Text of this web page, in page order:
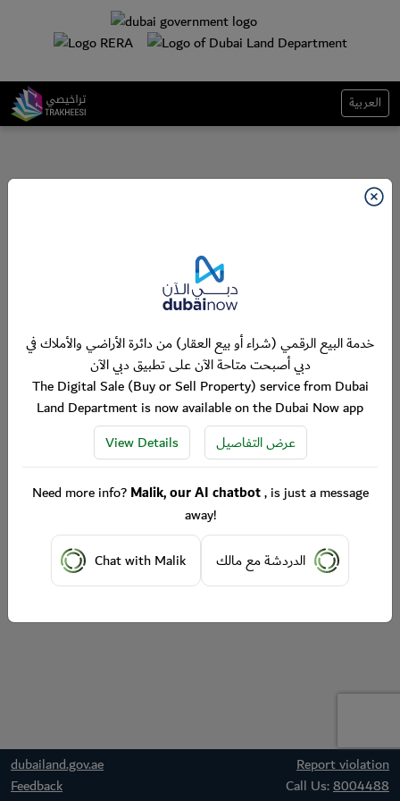
العربية
dubailand.gov.ae
Report violation
Feedback
Call Us:8004488
خدمة البيع الرقمي (شراء أو بيع العقار) من دائرة الأراضي والأملاك في
دبي أصبحت متاحة الآن على تطبيق دبي الآن
The Digital Sale (Buy or Sell Property) service from Dubai
Land Department is now available on the Dubai Now app
View Details
عرض التفاصيل
Need more info?Malik, our AI chatbot, is just a message
away!
Chat with Malik
الدردشة مع مالك